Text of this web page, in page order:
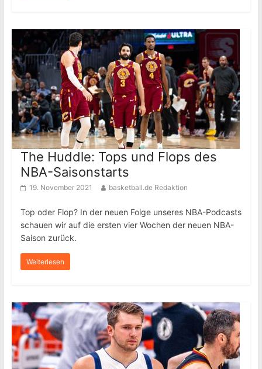
The Huddle: Tops und Flops des
NBA-Saisonstarts
19. November 2021 basketball.de Redaktion
Top oder Flop? In der neuen Folge unseres NBA-Podcasts
schauen wir auf die ersten vier Wochen der neuen NBA-
Saison zurück.
Weiterlesen